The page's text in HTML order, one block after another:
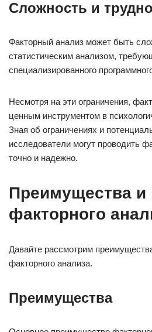
Сложность и
Факторный анализ может быть
статистическим анализом,
специализированного
Несмотря на эти ограничения,
ценным инструментом в
Зная об ограничениях и
исследователи могут проводить
точно и надежно.
Преимущества и
факторного
Давайте рассмотрим
факторного анализа.
Преимущества